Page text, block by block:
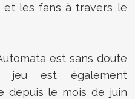
les fans à travers le
est sans doute
jeu est également
depuis le mois de juin